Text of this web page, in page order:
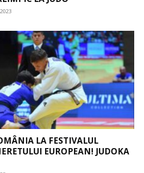
LA FESTIVALUL
EUROPEAN! JUDOKA